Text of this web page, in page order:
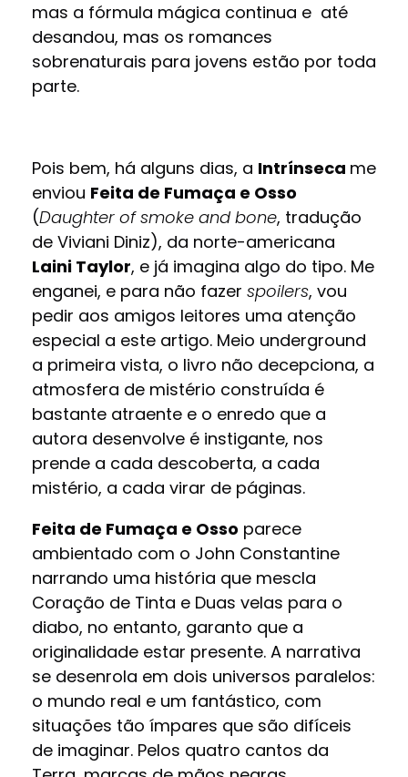
mas a fórmula mágica continua e até
desandou, mas os romances
sobrenaturais para jovens estão por toda
parte.
Pois bem, há alguns dias, a Intrínseca me
enviou Feita de Fumaça e Osso
(Daughter of smoke and bone, tradução
de Viviani Diniz), da norte-americana
Laini Taylor, e já imagina algo do tipo. Me
enganei, e para não fazer spoilers, vou
pedir aos amigos leitores uma atenção
especial a este artigo. Meio underground
a primeira vista, o livro não decepciona, a
atmosfera de mistério construída é
bastante atraente e o enredo que a
autora desenvolve é instigante, nos
prende a cada descoberta, a cada
mistério, a cada virar de páginas.
Feita de Fumaça e Osso parece
ambientado com o John Constantine
narrando uma história que mescla
Coração de Tinta e Duas velas para o
diabo, no entanto, garanto que a
originalidade estar presente. A narrativa
se desenrola em dois universos paralelos:
o mundo real e um fantástico, com
situações tão ímpares que são difíceis
de imaginar. Pelos quatro cantos da